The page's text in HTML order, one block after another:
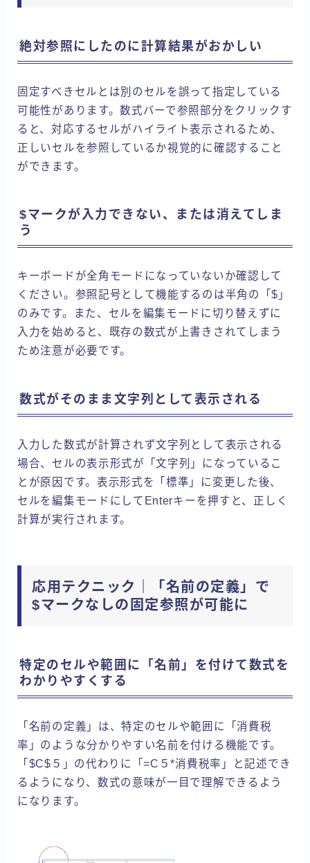
絶対参照にしたのに計算結果がおかしい
固定すべきセルとは別のセルを誤って指定している
可能性があります。数式バーで参照部分をクリックす
ると、対応するセルがハイライト表示されるため、
正しいセルを参照しているか視覚的に確認すること
ができます。
$マークが入力できない、または消えてしま
う
キーボードが全角モードになっていないか確認して
ください。参照記号として機能するのは半角の「$」
のみです。また、セルを編集モードに切り替えずに
入力を始めると、既存の数式が上書きされてしまう
ため注意が必要です。
数式がそのまま文字列として表示される
入力した数式が計算されず文字列として表示される
場合、セルの表示形式が「文字列」になっているこ
とが原因です。表示形式を「標準」に変更した後、
セルを編集モードにしてEnterキーを押すと、正しく
計算が実行されます。
応用テクニック｜「名前の定義」で
$マークなしの固定参照が可能に
特定のセルや範囲に「名前」を付けて数式を
わかりやすくする
「名前の定義」は、特定のセルや範囲に「消費税
率」のような分かりやすい名前を付ける機能です。
「$C$５」の代わりに「=C５*消費税率」と記述でき
るようになり、数式の意味が一目で理解できるよう
になります。